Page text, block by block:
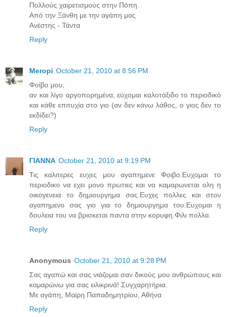
Πολλούς χαιρετισμούς στην Πόπη.
Από την Ξάνθη με την αγάπη μας
Ανέστης - Τάντα
Reply
Meropi October 21, 2010 at 8:56 PM
Φοίβο μου,
αν και λίγο αργοπορημένα, εύχομαι καλοτάξιδο το περιοδικό
και κάθε επιτυχία στο γιο (αν δεν κάνω λάθος, ο γιος δεν το
εκδίδει?)
Reply
ΓΙΑΝΝΑ October 21, 2010 at 9:19 PM
Τις καλιτερες ευχες μου αγαπημενε Φοιβο.Ευχομαι το
περιοδικο να εχει μονο πρωτιες και να καμαρωνεται ολη η
οικογενεια το δημιουργημα σας.Ευχες πολλες και στον
αγαπημενο σας γιο για το δημιουργημα του.Ευχομαι η
δουλεια του να βρισκεται παντα στην κορυφη.Φιλι πολλα.
Reply
Anonymous October 21, 2010 at 9:28 PM
Σας αγαπώ και σας νιάζομαι σαν δικούς μου ανθρώπους και
καμαρώνω για σας ειλικρινά! Συγχαρητήρια.
Με αγάπη, Μαίρη Παπαδημητρίου, Αθήνα
Reply